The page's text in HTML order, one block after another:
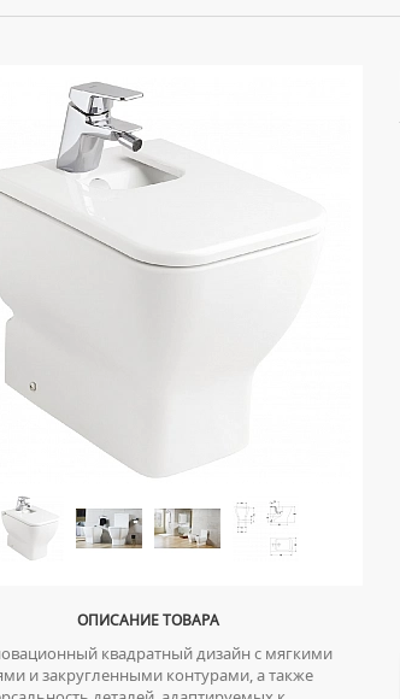
ОПИСАНИЕ ТОВАРА
квадратный дизайн с мягкими
и закругленными контурами, а также